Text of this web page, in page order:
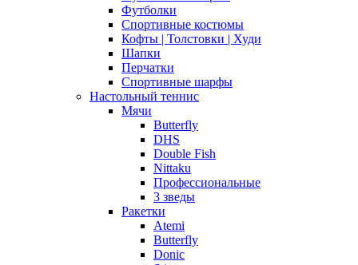
Футболки
Спортивные костюмы
Кофты | Толстовки | Худи
Шапки
Перчатки
Спортивные шарфы
Настольный теннис
Мячи
Butterfly
DHS
Double Fish
Nittaku
Профессиональные
3 зведы
Ракетки
Atemi
Butterfly
Donic